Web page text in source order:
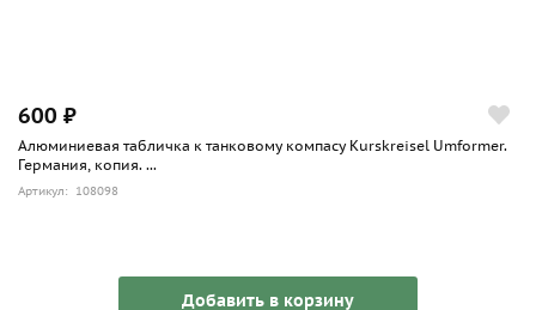
600 ₽
Алюминиевая табличка к танковому компасу Kurskreisel Umformer.
Германия, копия. ...
Артикул: 108098
Добавить в корзину